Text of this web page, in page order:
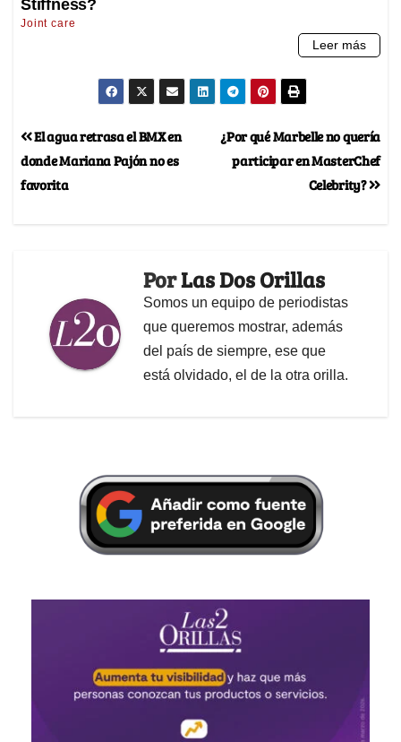
¿Por qué Marbelle no quería
participar en MasterChef
Celebrity?
El agua retrasa el BMX en
donde Mariana Pajón no es
favorita
PorLas Dos Orillas
Somos un equipo de periodistas
que queremos mostrar, además
del país de siempre, ese que
está olvidado, el de la otra orilla.